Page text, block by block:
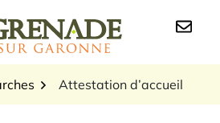
Logo Grenade sur
Attestation d’accueil